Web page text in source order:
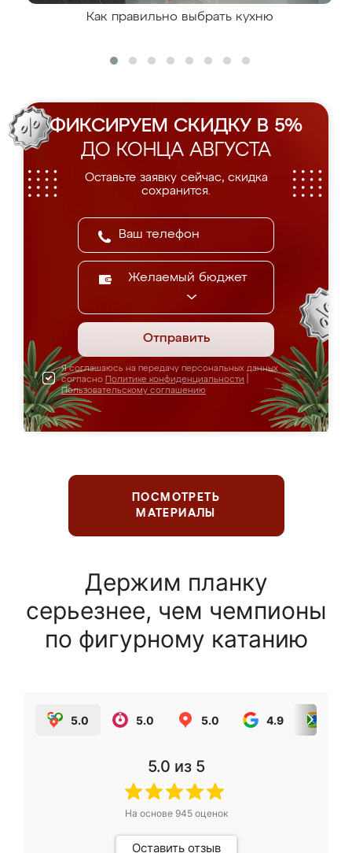
Как правильно выбрать кухню
ФИКСИРУЕМ СКИДКУ В 5%
ДО КОНЦА АВГУСТА
Оставьте заявку сейчас, скидка
сохранится.
Желаемый бюджет
Отправить
Я соглашаюсь на передачу персональных данных
согласно Политике конфиденциальности
Пользовательскому соглашению
ПОСМОТРЕТЬ
МАТЕРИАЛЫ
Держим планку
серьезнее, чем чемпионы
по фигурному катанию
5.0 5.0 5.0 4.9
5.0 из 5
На основе 945оценок
Оставить отзыв